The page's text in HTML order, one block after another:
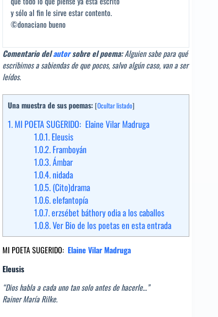
y sólo al fin le sirve estar contento.
©donaciano bueno
Comentario delautorsobre el poema:Alguien sabe para qué
escribimos a sabiendas de que pocos, salvo algún caso, van a ser
leídos.
Una muestra de sus poemas: [Ocultar listado]
1.MI POETA SUGERIDO: Elaine Vilar Madruga
1.0.1.Eleusis
1.0.2.Framboyán
1.0.3.Ámbar
1.0.4.nidada
1.0.5.(Cito)drama
1.0.6.elefantopía
1.0.7.erzsébet báthory odia a los caballos
1.0.8.Ver Bio de los poetas en esta entrada
MI POETA SUGERIDO: Elaine Vilar Madruga
Eleusis
“Dios habla a cada uno tan solo antes de hacerle…”
Rainer María Rilke.